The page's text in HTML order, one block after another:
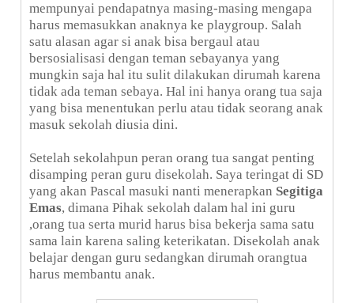
mempunyai pendapatnya masing-masing mengapa
harus memasukkan anaknya ke playgroup. Salah
satu alasan agar si anak bisa bergaul atau
bersosialisasi dengan teman sebayanya yang
mungkin saja hal itu sulit dilakukan dirumah karena
tidak ada teman sebaya. Hal ini hanya orang tua saja
yang bisa menentukan perlu atau tidak seorang anak
masuk sekolah diusia dini.
Setelah sekolahpun peran orang tua sangat penting
disamping peran guru disekolah. Saya teringat di SD
yang akan Pascal masuki nanti menerapkan Segitiga
Emas, dimana Pihak sekolah dalam hal ini guru
,orang tua serta murid harus bisa bekerja sama satu
sama lain karena saling keterikatan. Disekolah anak
belajar dengan guru sedangkan dirumah orangtua
harus membantu anak.